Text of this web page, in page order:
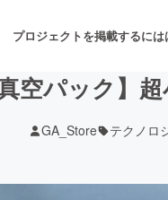
プロジェクトを掲載するには
空パック】
GA_Store テクノロ